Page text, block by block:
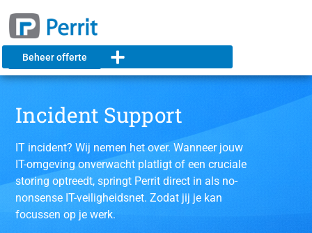
Beheer offerte
Incident Support
IT incident? Wij nemen het over. Wanneer jouw
IT-omgeving onverwacht platligt of een cruciale
storing optreedt, springt Perrit direct in als no-
nonsense IT-veiligheidsnet. Zodat jij je kan
focussen op je werk.